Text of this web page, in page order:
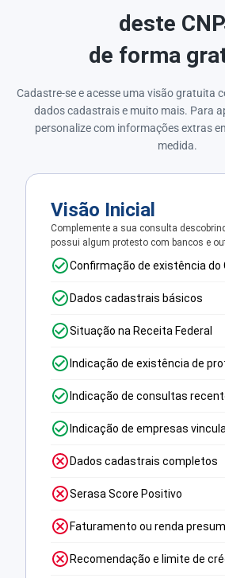
deste
de forma
Cadastre-se e acesse uma visão gratuita
dados cadastrais e muito mais. Para
personalize com informações extras
medida.
Visão Inicial
Complemente a sua consulta
possui algum protesto com bancos e
Confirmação de existência do
Dados cadastrais básicos
Situação na Receita Federal
Indicação de existência de
Indicação de consultas
Indicação de empresas
Dados cadastrais completos
Serasa Score Positivo
Faturamento ou renda
Recomendação e limite de